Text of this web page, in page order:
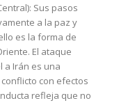
Sus pasos
a la paz y
es la forma de
El ataque
a Irán es una
con efectos
refleja que no